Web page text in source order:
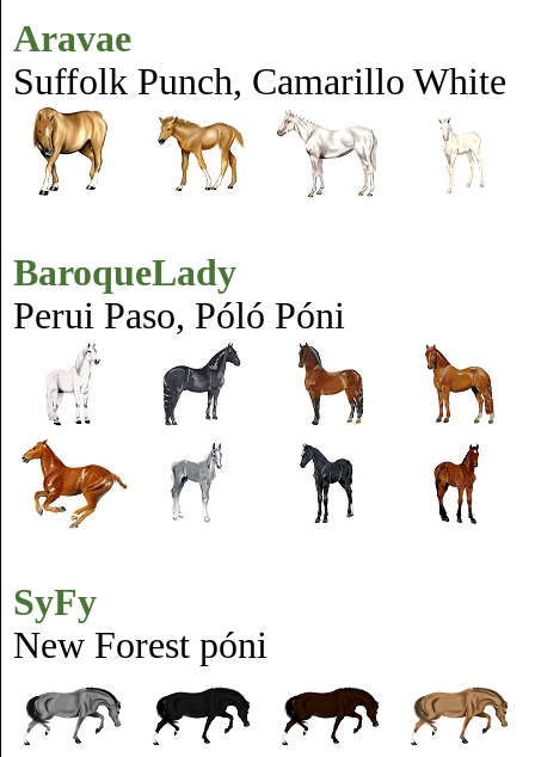
Aravae
Suffolk Punch, Camarillo White
BaroqueLady
Perui Paso, Póló Póni
SyFy
New Forest póni